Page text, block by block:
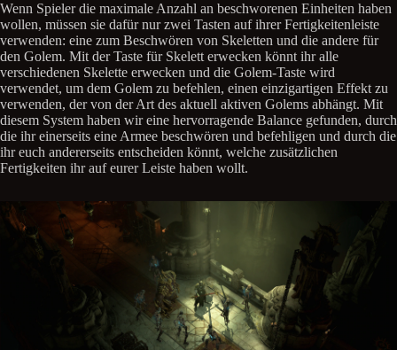
Wenn Spieler die maximale Anzahl an beschworenen Einheiten haben
wollen, müssen sie dafür nur zwei Tasten auf ihrer Fertigkeitenleiste
verwenden: eine zum Beschwören von Skeletten und die andere für
den Golem. Mit der Taste für Skelett erwecken könnt ihr alle
verschiedenen Skelette erwecken und die Golem-Taste wird
verwendet, um dem Golem zu befehlen, einen einzigartigen Effekt zu
verwenden, der von der Art des aktuell aktiven Golems abhängt. Mit
diesem System haben wir eine hervorragende Balance gefunden, durch
die ihr einerseits eine Armee beschwören und befehligen und durch die
ihr euch andererseits entscheiden könnt, welche zusätzlichen
Fertigkeiten ihr auf eurer Leiste haben wollt.